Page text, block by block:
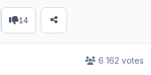
14
6 162 votes